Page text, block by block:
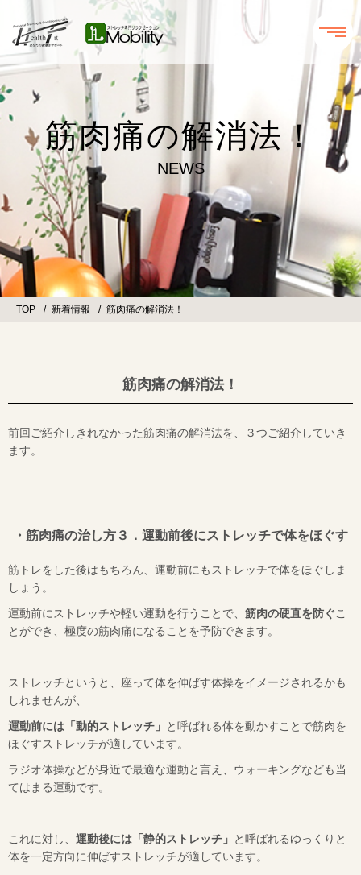
筋肉痛の解消法！
NEWS
TOP 新着情報 筋肉痛の解消法！
筋肉痛の解消法！
前回ご紹介しきれなかった筋肉痛の解消法を、３つご紹介していき
ます。
・筋肉痛の治し方３．運動前後にストレッチで体をほぐす
筋トレをした後はもちろん、運動前にもストレッチで体をほぐしま
しょう。
運動前にストレッチや軽い運動を行うことで、 筋肉の硬直を防ぐこ
とができ、極度の筋肉痛になることを予防できます。
ストレッチというと、座って体を伸ばす体操をイメージされるかも
しれませんが、
運動前には「動的ストレッチ」 と呼ばれる体を動かすことで筋肉を
ほぐすストレッチが適しています。
ラジオ体操などが身近で最適な運動と言え、ウォーキングなども当
てはまる運動です。
これに対し、 運動後には「静的ストレッチ」 と呼ばれるゆっくりと
体を一定方向に伸ばすストレッチが適しています。